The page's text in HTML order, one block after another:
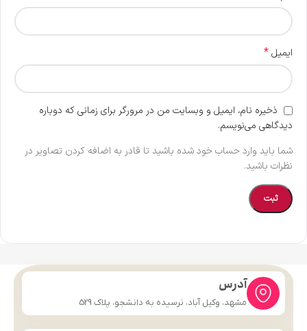
ایمیل*
ذخیره نام، ایمیل و وبسایت من در مرورگر برای زمانی که دوباره
دیدگاهی می‌نویسم.
شما باید وارد حساب خود شده باشید تا قادر به اضافه کردن تصاویر در
نظرات باشید.
آدرس
مشهد، وکیل آباد، نرسیده به دانشجو، پلاک 529